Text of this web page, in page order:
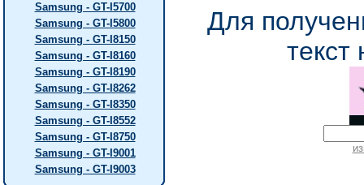
Samsung - GT-I5700
Samsung - GT-I5800
Samsung - GT-I8150
Samsung - GT-I8160
Samsung - GT-I8190
Samsung - GT-I8262
Samsung - GT-I8350
Samsung - GT-I8552
Samsung - GT-I8750
Samsung - GT-I9001
Samsung - GT-I9003
Для
текст